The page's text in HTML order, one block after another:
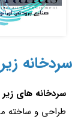
سردخانه
سردخانه های
طراحی و ساخته